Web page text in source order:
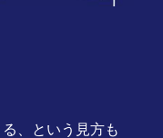
、という見方も